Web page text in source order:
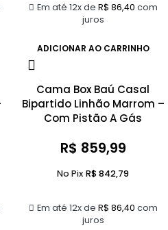
Em até 12x de R$ 86,40 com
juros
ADICIONAR AO CARRINHO
Cama Box Baú Casal
Bipartido Linhão Marrom –
Com Pistão A Gás
R$ 859,99
Em até 12x de R$ 86,40 com
juros
No Pix R$842,79